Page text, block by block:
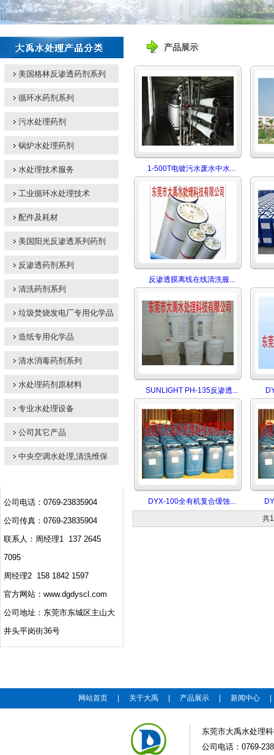
美国格林反渗透药剂系列
循环水药剂系列
污水处理药剂
锅炉水处理药剂
水处理技术服务
工业循环水处理技术
配件及耗材
美国阳光反渗透系列药剂
反渗透药剂系列
清洗药剂系列
垃圾焚烧发电厂专用化学品
造纸专用化学品
清水消毒药剂系列
水处理药剂原材料
专业水处理设备
公司其它产品
中央空调水处理,清洗维保
公司电话：0769-23835904
公司传真：0769-23835904
联系人：周经理1 137 2645
7095
周经理2 158 1842 1597
官方网站：www.dgdyscl.com
公司地址：东莞市东城区主山大
井头平岗街36号
产品展示
1-500T电镀污水废水中水...
反渗透膜离线在线清洗服...
SUNLIGHT PH-135反渗透...
DYX-100全有机复合缓蚀...
共
网站首页 关于大禹 产品展示 新闻中心
东莞市大禹水处理
公司电话：0769-